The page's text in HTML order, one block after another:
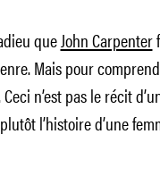
queJohn Carpenter
Mais pour
n’est pas le récit
l’histoire d’une